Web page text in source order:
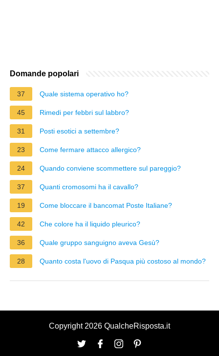
Domande popolari
37 Quale sistema operativo ho?
45 Rimedi per febbri sul labbro?
31 Posti esotici a settembre?
23 Come fermare attacco allergico?
24 Quando conviene scommettere sul pareggio?
37 Quanti cromosomi ha il cavallo?
19 Come bloccare il bancomat Poste Italiane?
42 Che colore ha il liquido pleurico?
36 Quale gruppo sanguigno aveva Gesù?
28 Quanto costa l'uovo di Pasqua più costoso al mondo?
Copyright 2026 QualcheRisposta.it